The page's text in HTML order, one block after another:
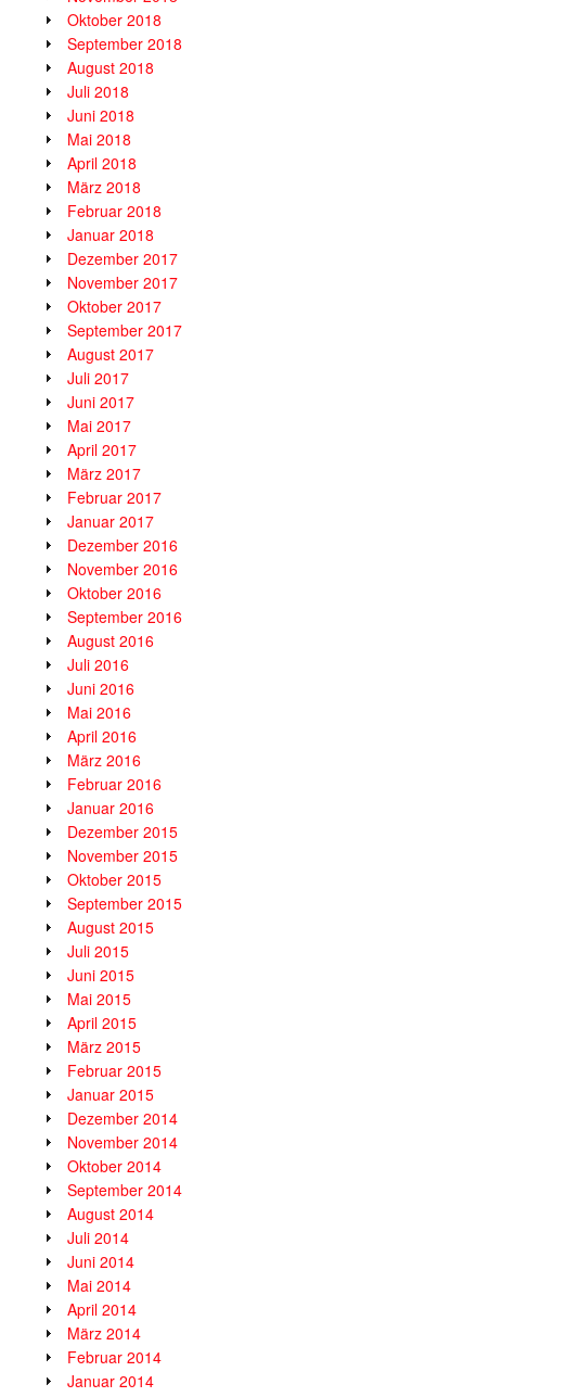
Oktober 2018
September 2018
August 2018
Juli 2018
Juni 2018
Mai 2018
April 2018
März 2018
Februar 2018
Januar 2018
Dezember 2017
November 2017
Oktober 2017
September 2017
August 2017
Juli 2017
Juni 2017
Mai 2017
April 2017
März 2017
Februar 2017
Januar 2017
Dezember 2016
November 2016
Oktober 2016
September 2016
August 2016
Juli 2016
Juni 2016
Mai 2016
April 2016
März 2016
Februar 2016
Januar 2016
Dezember 2015
November 2015
Oktober 2015
September 2015
August 2015
Juli 2015
Juni 2015
Mai 2015
April 2015
März 2015
Februar 2015
Januar 2015
Dezember 2014
November 2014
Oktober 2014
September 2014
August 2014
Juli 2014
Juni 2014
Mai 2014
April 2014
März 2014
Februar 2014
Januar 2014